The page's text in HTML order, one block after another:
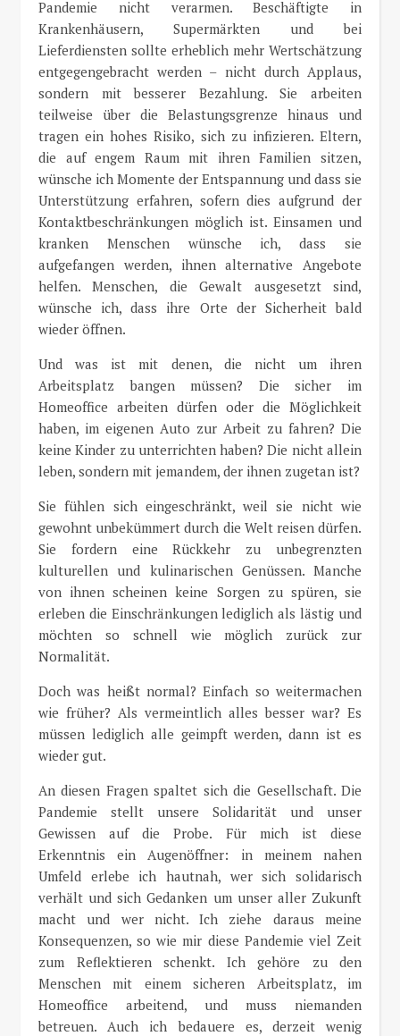
Pandemie nicht verarmen. Beschäftigte in
Krankenhäusern, Supermärkten und bei
Lieferdiensten sollte erheblich mehr Wertschätzung
entgegengebracht werden – nicht durch Applaus,
sondern mit besserer Bezahlung. Sie arbeiten
teilweise über die Belastungsgrenze hinaus und
tragen ein hohes Risiko, sich zu infizieren. Eltern,
die auf engem Raum mit ihren Familien sitzen,
wünsche ich Momente der Entspannung und dass sie
Unterstützung erfahren, sofern dies aufgrund der
Kontaktbeschränkungen möglich ist. Einsamen und
kranken Menschen wünsche ich, dass sie
aufgefangen werden, ihnen alternative Angebote
helfen. Menschen, die Gewalt ausgesetzt sind,
wünsche ich, dass ihre Orte der Sicherheit bald
wieder öffnen.
Und was ist mit denen, die nicht um ihren
Arbeitsplatz bangen müssen? Die sicher im
Homeoffice arbeiten dürfen oder die Möglichkeit
haben, im eigenen Auto zur Arbeit zu fahren? Die
keine Kinder zu unterrichten haben? Die nicht allein
leben, sondern mit jemandem, der ihnen zugetan ist?
Sie fühlen sich eingeschränkt, weil sie nicht wie
gewohnt unbekümmert durch die Welt reisen dürfen.
Sie fordern eine Rückkehr zu unbegrenzten
kulturellen und kulinarischen Genüssen. Manche
von ihnen scheinen keine Sorgen zu spüren, sie
erleben die Einschränkungen lediglich als lästig und
möchten so schnell wie möglich zurück zur
Normalität.
Doch was heißt normal? Einfach so weitermachen
wie früher? Als vermeintlich alles besser war? Es
müssen lediglich alle geimpft werden, dann ist es
wieder gut.
An diesen Fragen spaltet sich die Gesellschaft. Die
Pandemie stellt unsere Solidarität und unser
Gewissen auf die Probe. Für mich ist diese
Erkenntnis ein Augenöffner: in meinem nahen
Umfeld erlebe ich hautnah, wer sich solidarisch
verhält und sich Gedanken um unser aller Zukunft
macht und wer nicht. Ich ziehe daraus meine
Konsequenzen, so wie mir diese Pandemie viel Zeit
zum Reflektieren schenkt. Ich gehöre zu den
Menschen mit einem sicheren Arbeitsplatz, im
Homeoffice arbeitend, und muss niemanden
betreuen. Auch ich bedauere es, derzeit wenig